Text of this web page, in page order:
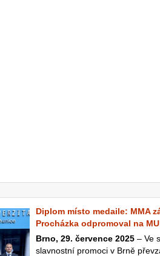
Diplom místo medaile: MMA
Procházka odpromoval na
Brno, 29. července 2025 – Ve
slavnostní promoci v Brně